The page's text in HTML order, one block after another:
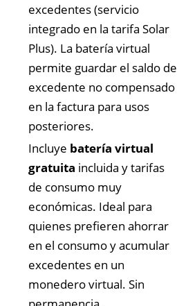
excedentes (servicio
integrado en la tarifa Solar
Plus). La batería virtual
permite guardar el saldo de
excedente no compensado
en la factura para usos
posteriores.
Incluye batería virtual
gratuita incluida y tarifas
de consumo muy
económicas. Ideal para
quienes prefieren ahorrar
en el consumo y acumular
excedentes en un
monedero virtual. Sin